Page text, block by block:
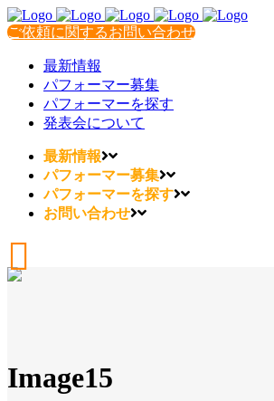
ご依頼に関するお問い合わせ
最新情報
パフォーマー募集
パフォーマーを探す
発表会について
最新情報
パフォーマー募集
パフォーマーを探す
お問い合わせ
Image15